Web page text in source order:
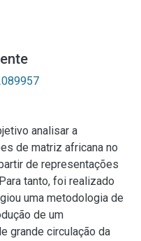
analisar a
de matriz africana no
de representações
tanto, foi realizado
uma metodologia de
de um
grande circulação da